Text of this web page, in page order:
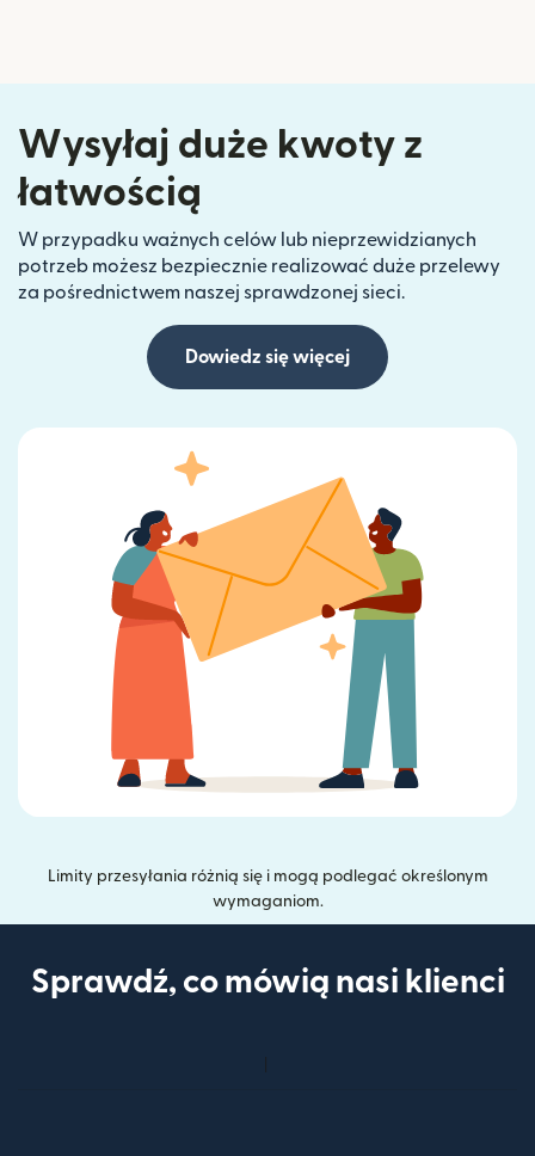
Wysyłaj duże kwoty z
łatwością
W przypadku ważnych celów lub nieprzewidzianych
potrzeb możesz bezpiecznie realizować duże przelewy
za pośrednictwem naszej sprawdzonej sieci.
Dowiedz się więcej
Limity przesyłania różnią się i mogą podlegać określonym
wymaganiom.
Sprawdź, co mówią nasi klienci